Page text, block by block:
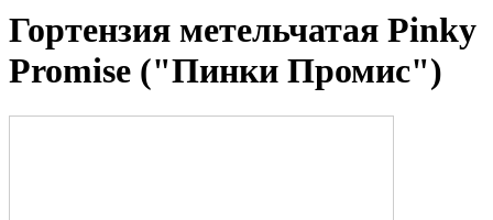
Гортензия метельчатая Pinky
Promise ("Пинки Промис")